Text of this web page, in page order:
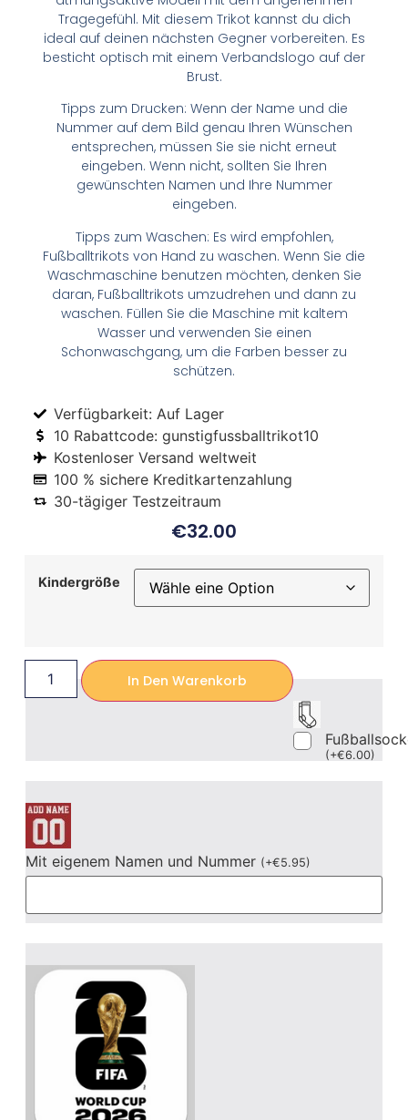
Tragegefühl. Mit diesem Trikot kannst du dich
ideal auf deinen nächsten Gegner vorbereiten. Es
besticht optisch mit einem Verbandslogo auf der
Brust.
Tipps zum Drucken: Wenn der Name und die
Nummer auf dem Bild genau Ihren Wünschen
entsprechen, müssen Sie sie nicht erneut
eingeben. Wenn nicht, sollten Sie Ihren
gewünschten Namen und Ihre Nummer
eingeben.
Tipps zum Waschen: Es wird empfohlen,
Fußballtrikots von Hand zu waschen. Wenn Sie die
Waschmaschine benutzen möchten, denken Sie
daran, Fußballtrikots umzudrehen und dann zu
waschen. Füllen Sie die Maschine mit kaltem
Wasser und verwenden Sie einen
Schonwaschgang, um die Farben besser zu
schützen.
Verfügbarkeit: Auf Lager
10 Rabattcode: gunstigfussballtrikot10
Kostenloser Versand weltweit
100 % sichere Kreditkartenzahlung
30-tägiger Testzeitraum
€32.00
Kindergröße
In Den Warenkorb
(+€6.00)
Mit eigenem Namen und Nummer (+€5.95)